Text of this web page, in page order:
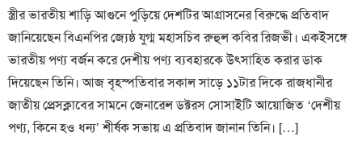
স্ত্রীর ভারতীয় শাড়ি আগুনে পুড়িয়ে দেশটির আগ্রাসনের বিরুদ্ধে প্রতিবাদ
জানিয়েছেন বিএনপির জ্যেষ্ঠ যুগ্ম মহাসচিব রুহুল কবির রিজভী। একইসঙ্গে
ভারতীয় পণ্য বর্জন করে দেশীয় পণ্য ব্যবহারকে উৎসাহিত করার ডাক
দিয়েছেন তিনি। আজ বৃহস্পতিবার সকাল সাড়ে ১১টার দিকে রাজধানীর
জাতীয় প্রেসক্লাবের সামনে জেনারেল ডক্টরস সোসাইটি আয়োজিত ‘দেশীয়
পণ্য, কিনে হও ধন্য’ শীর্ষক সভায় এ প্রতিবাদ জানান তিনি। […]